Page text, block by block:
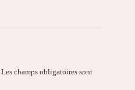
Les champs obligatoires sont